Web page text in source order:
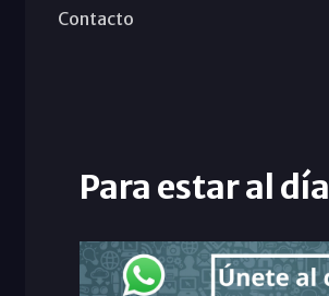
Contacto
Para estar al día